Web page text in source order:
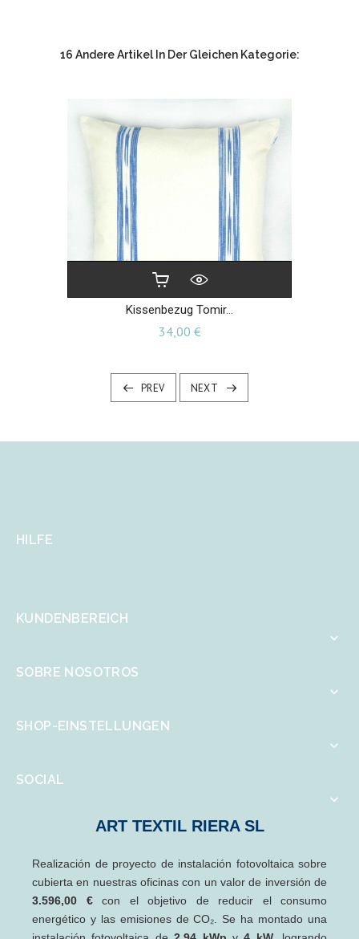
16 Andere Artikel In Der Gleichen Kategorie:
Kissenbezug Tomir...
34,00 €Preis
PREV NEXT
HILFE
KUNDENBEREICH

SOBRE NOSOTROS

SHOP-EINSTELLUNGEN

SOCIAL

ART TEXTIL RIERA SL
Realización de proyecto de instalación fotovoltaica sobre
cubierta en nuestras oficinas con un valor de inversión de
3.596,00 €con el objetivo de reducir el consumo
energético y las emisiones de CO₂. Se ha montado una